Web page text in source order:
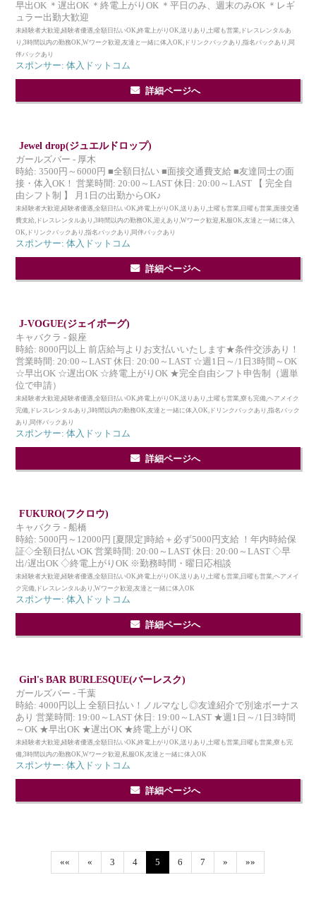
早出OK ＊遅出OK ＊終電上がりOK ＊平日のみ、週末のみOK ＊レギ
ュラー出勤大歓迎
未経験者大歓迎,経験者優遇,全額日払いOK,終電上がりOK,送りあり,土曜も営業,ドレスレンタルあ
り,3時間以内の勤務OK,Wワーク歓迎,友達と一緒に体入OK,ドリンクバックあり,指名バックあり,同
伴バックあり
スポンサー: 体入ドットコム
詳細ページへ
Jewel drop(ジュエルドロップ)
ガールズバー - 厚木
時給: 3500円～6000円 ■全額日払い ■面接交通費支給 ■友達同士の面
接・体入OK！ 営業時間: 20:00～LAST 休日: 20:00～LAST 【 完全自
由シフト制 】 月1日の出勤からOK♪
未経験者大歓迎,経験者優遇,全額日払いOK,終電上がりOK,送りあり,土曜も営業,日曜も営業,面接交通
費支給,ドレスレンタルあり,3時間以内の勤務OK,迎えあり,Wワーク歓迎,私服OK,友達と一緒に体入
OK,ドリンクバックあり,指名バックあり,同伴バックあり
スポンサー: 体入ドットコム
詳細ページへ
J-VOGUE(ジェイボーグ)
キャバクラ - 銀座
時給: 8000円以上 前店給与よりお支払いいたします★条件交渉あり！
営業時間: 20:00～LAST 休日: 20:00～LAST ☆週1日～/1日3時間～OK
☆早出OK ☆遅出OK ☆終電上がりOK ★完全自由シフト申告制（週単
位で申請）
未経験者大歓迎,経験者優遇,全額日払いOK,終電上がりOK,送りあり,土曜も営業,寮も完備,ヘアメイク
完備,ドレスレンタルあり,3時間以内の勤務OK,友達と一緒に体入OK,ドリンクバックあり,指名バック
あり,同伴バックあり
スポンサー: 体入ドットコム
詳細ページへ
FUKURO(フクロウ)
キャバクラ - 船橋
時給: 5000円～12000円 [夏限定]時給＋必ず5000円支給 ！年内時給保
証◇全額日払いOK 営業時間: 20:00～LAST 休日: 20:00～LAST ◇早
出/遅出OK ◇終電上がりOK ※勤務時間・曜日応相談
未経験者大歓迎,経験者優遇,全額日払いOK,終電上がりOK,送りあり,土曜も営業,日曜も営業,ヘアメイ
ク完備,ドレスレンタルあり,Wワーク歓迎,友達と一緒に体入OK
スポンサー: 体入ドットコム
詳細ページへ
Girl's BAR BURLESQUE(バーレスク)
ガールズバー - 千葉
時給: 4000円以上 全額日払い！ノルマなし◎友達紹介で別途ボーナス
あり 営業時間: 19:00～LAST 休日: 19:00～LAST ★週1日～/1日3時間
～OK ★早出OK ★遅出OK ★終電上がりOK
未経験者大歓迎,経験者優遇,全額日払いOK,終電上がりOK,送りあり,土曜も営業,日曜も営業,寮も完
備,3時間以内の勤務OK,Wワーク歓迎,私服OK,友達と一緒に体入OK
スポンサー: 体入ドットコム
詳細ページへ
«« « 3 4 5 6 7 » »»